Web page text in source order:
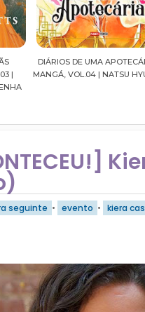
DIÁRIOS DE UMA APOTECÁRIA |
MANGÁ, VOL.04 | NATSU
seguinte • evento • kiera